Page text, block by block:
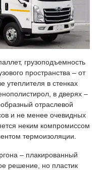
грузоподъемность
пространства – от
утеплителя в стенках
в дверях –
отраслевой
и не менее очевидных
неким компромиссом
термоизоляции.
– плакированный
решение, но пластик